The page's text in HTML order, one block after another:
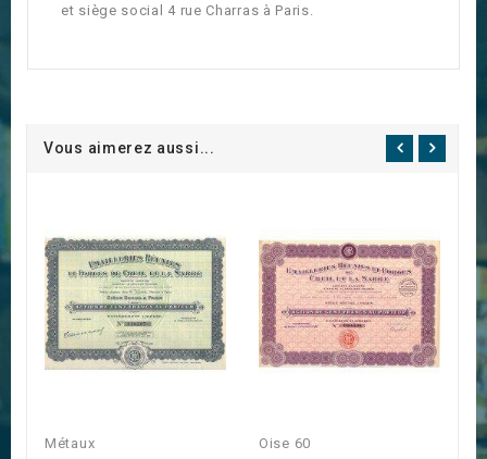
et siège social 4 rue Charras à Paris.
Vous aimerez aussi...
Métaux Oise 60